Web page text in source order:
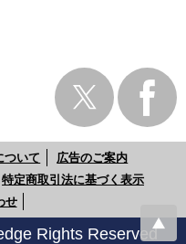
ついて
広告のご案内
特定商取引法に基づく表示
せ
Rights Reserved